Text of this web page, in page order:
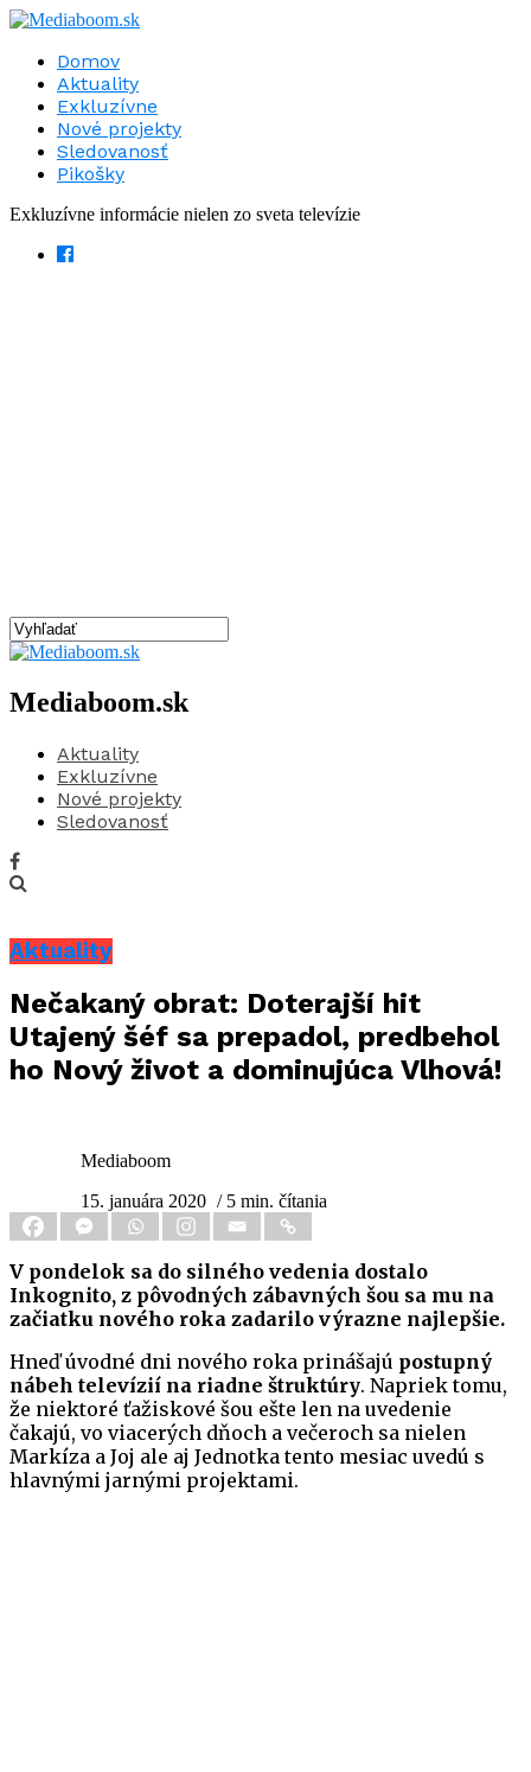
Domov
Aktuality
Exkluzívne
Nové projekty
Sledovanosť
Pikošky
Exkluzívne informácie nielen zo sveta televízie
Mediaboom.sk
Aktuality
Exkluzívne
Nové projekty
Sledovanosť
Aktuality
Nečakaný obrat: Doterajší hit
Utajený šéf sa prepadol, predbehol
ho Nový život a dominujúca Vlhová!
Mediaboom
15. januára 2020 / 5 min. čítania
V pondelok sa do silného vedenia dostalo
Inkognito, z pôvodných zábavných šou sa mu na
začiatku nového roka zadarilo výrazne najlepšie.
Hneď úvodné dni nového roka prinášajú postupný
nábeh televízií na riadne štruktúry. Napriek tomu,
že niektoré ťažiskové šou ešte len na uvedenie
čakajú, vo viacerých dňoch a večeroch sa nielen
Markíza a Joj ale aj Jednotka tento mesiac uvedú s
hlavnými jarnými projektami.